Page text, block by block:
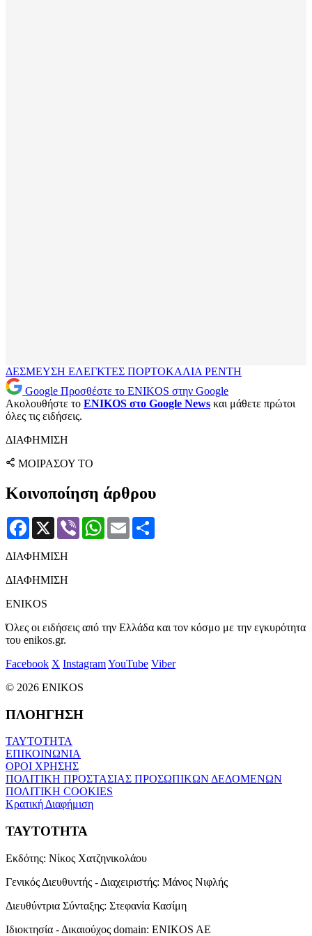
ΔΕΣΜΕΥΣΗ ΕΛΕΓΚΤΕΣ ΠΟΡΤΟΚΑΛΙΑ ΡΕΝΤΗ
Google Προσθέστε το ENIKOS στην Google
Ακολουθήστε το ENIKOS στο Google News και μάθετε πρώτοι
όλες τις ειδήσεις.
ΔΙΑΦΗΜΙΣΗ
ΜΟΙΡΑΣΟΥ ΤΟ
Κοινοποίηση άρθρου
Facebook
X Viber WhatsApp
Email
ΔΙΑΦΗΜΙΣΗ
ΔΙΑΦΗΜΙΣΗ
ENIKOS
Όλες οι ειδήσεις από την Ελλάδα και τον κόσμο με την εγκυρότητα
του enikos.gr.
Facebook X InstagramYouTube Viber
© 2026 ENIKOS
ΠΛΟΗΓΗΣΗ
ΤΑΥΤΟΤΗΤΑ
ΕΠΙΚΟΙΝΩΝΙΑ
ΟΡΟΙ ΧΡΗΣΗΣ
ΠΟΛΙΤΙΚΗ ΠΡΟΣΤΑΣΙΑΣ ΠΡΟΣΩΠΙΚΩΝ ΔΕΔΟΜΕΝΩΝ
ΠΟΛΙΤΙΚΗ COOKIES
Κρατική Διαφήμιση
ΤΑΥΤΟΤΗΤΑ
Εκδότης: Νίκος Χατζηνικολάου
Γενικός Διευθυντής - Διαχειριστής: Μάνος Νιφλής
Διευθύντρια Σύνταξης: Στεφανία Κασίμη
Ιδιοκτησία - Δικαιούχος domain: ENIKOS AE